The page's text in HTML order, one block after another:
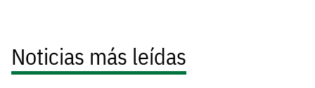
Noticias más leídas